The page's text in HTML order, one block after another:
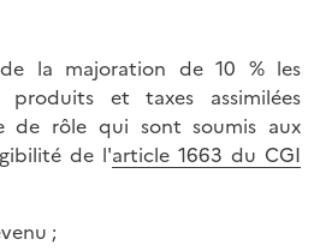
la majoration de 10 % les
produits et taxes assimilées
de rôle qui sont soumis aux
de l'article 1663 du CGI
;